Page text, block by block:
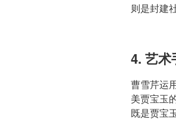
则是封建
4. 艺术
曹雪芹运
美贾宝玉
既是贾宝